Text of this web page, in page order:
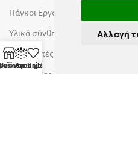
Αλλαγή
Πάγκοι Εργασίας Duropal
Υλικά σύνθεσης πόρτας
Λακαριστές επιφάνειες Primeboard
Επιφάνειες Φυσικών Πετρωμάτων
Units
Αγαπημένα